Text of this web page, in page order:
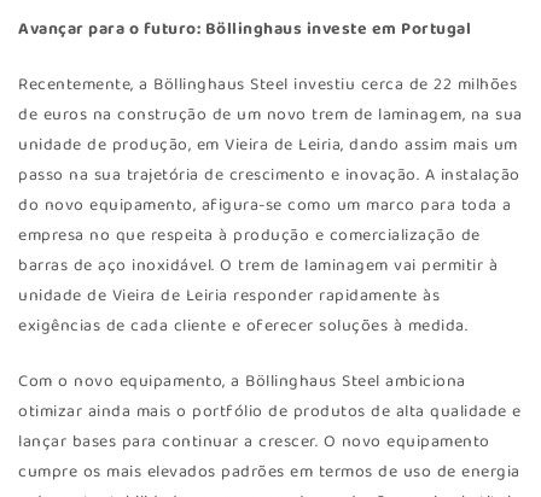
Avançar para o futuro: Böllinghaus investe em Portugal
Recentemente, a Böllinghaus Steel investiu cerca de 22 milhões
de euros na construção de um novo trem de laminagem, na sua
unidade de produção, em Vieira de Leiria, dando assim mais um
passo na sua trajetória de crescimento e inovação. A instalação
do novo equipamento, afigura-se como um marco para toda a
empresa no que respeita à produção e comercialização de
barras de aço inoxidável. O trem de laminagem vai permitir à
unidade de Vieira de Leiria responder rapidamente às
exigências de cada cliente e oferecer soluções à medida.
Com o novo equipamento, a Böllinghaus Steel ambiciona
otimizar ainda mais o portfólio de produtos de alta qualidade e
lançar bases para continuar a crescer. O novo equipamento
cumpre os mais elevados padrões em termos de uso de energia